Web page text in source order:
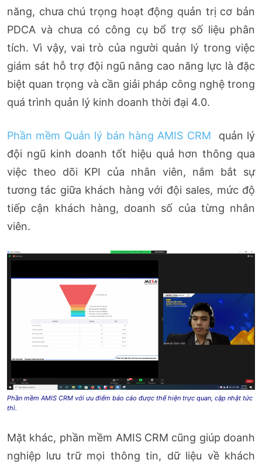
năng, chưa chú trọng hoạt động quản trị cơ bản
PDCA và chưa có công cụ bổ trợ số liệu phân
tích. Vì vậy, vai trò của người quản lý trong việc
giám sát hỗ trợ đội ngũ nâng cao năng lực là đặc
biệt quan trọng và cần giải pháp công nghệ trong
quá trình quản lý kinh doanh thời đại 4.0.
Phần mềm Quản lý bán hàng AMIS CRM
quản lý
đội ngũ kinh doanh tốt hiệu quả hơn thông qua
việc theo dõi KPI của nhân viên, nắm bắt sự
tương tác giữa khách hàng với đội sales, mức độ
tiếp cận khách hàng, doanh số của từng nhân
viên.
Phần mềm AMIS CRM với ưu điểm báo cáo được thể hiện trực quan, cập nhật tức
thì.
Mặt khác, phần mềm AMIS CRM cũng giúp doanh
nghiệp lưu trữ mọi thông tin, dữ liệu về khách